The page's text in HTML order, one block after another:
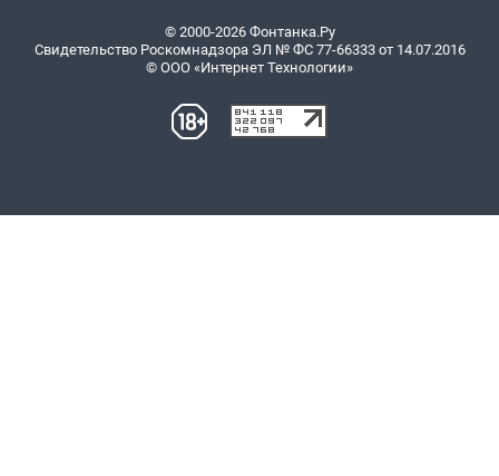
© 2000-2026 Фонтанка.Ру
Свидетельство Роскомнадзора ЭЛ № ФС 77-66333 от 14.07.2016
© ООО «Интернет Технологии»